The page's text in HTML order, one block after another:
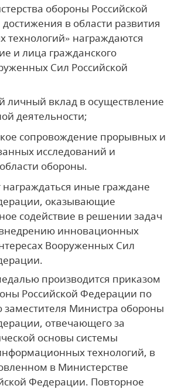
обороны Российской
в области развития
технологий» награждаются
и лица гражданского
Сил Российской
личный вклад в осуществление
деятельности;
сопровождение прорывных и
исследований и
обороны.
иные граждане
оказывающие
содействие в решении задач
инновационных
Вооруженных Сил
производится приказом
Российской Федерации по
заместителя Министра обороны
отвечающего за
основы системы
технологий, в
в Министерстве
Федерации. Повторное